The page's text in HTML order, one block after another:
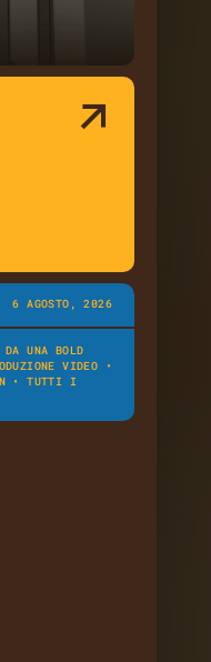
6 AGOSTO, 2026
DA UNA BOLD
VIDEO •
• TUTTI I